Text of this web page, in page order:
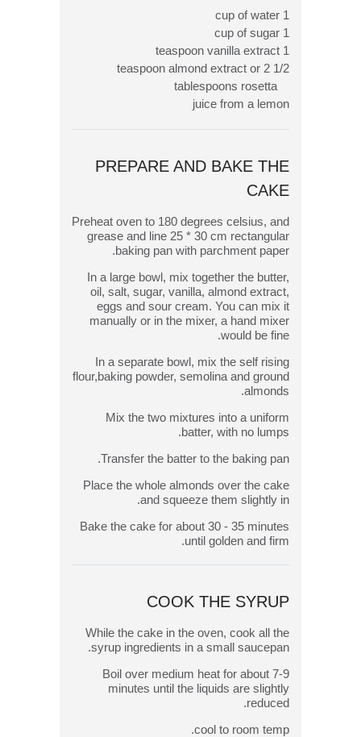
1 cup of water
1 cup of sugar
1 teaspoon vanilla extract
1/2 teaspoon almond extract or 2
tablespoons rosetta
juice from a lemon
PREPARE AND BAKE THE
CAKE
Preheat oven to 180 degrees celsius, and
grease and line 25 * 30 cm rectangular
baking pan with parchment paper.
In a large bowl, mix together the butter,
oil, salt, sugar, vanilla, almond extract,
eggs and sour cream. You can mix it
manually or in the mixer, a hand mixer
would be fine.
In a separate bowl, mix the self rising
flour,baking powder, semolina and ground
almonds.
Mix the two mixtures into a uniform
batter, with no lumps.
Transfer the batter to the baking pan.
Place the whole almonds over the cake
and squeeze them slightly in.
Bake the cake for about 30 - 35 minutes
until golden and firm.
COOK THE SYRUP
While the cake in the oven, cook all the
syrup ingredients in a small saucepan.
Boil over medium heat for about 7-9
minutes until the liquids are slightly
reduced.
cool to room temp.